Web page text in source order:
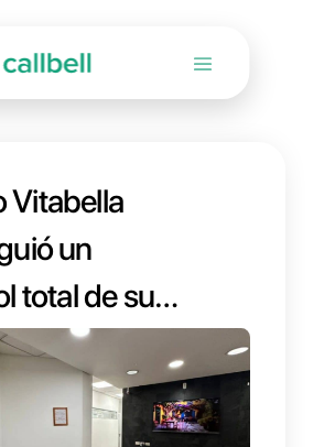
Vitabella
un
total de sus